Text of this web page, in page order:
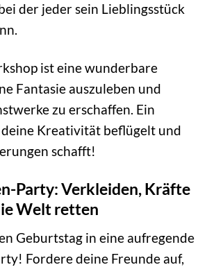
der jeder sein Lieblingsstück
ist eine wunderbare
Fantasie auszuleben und
zu erschaffen. Ein
Kreativität beflügelt und
schafft!
Party: Verkleiden, Kräfte
Welt retten
Geburtstag in eine aufregende
Fordere deine Freunde auf,